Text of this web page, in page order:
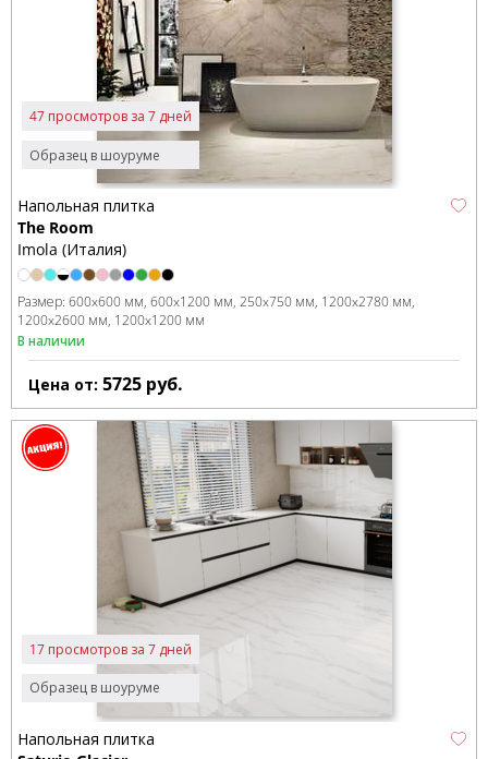
Образец в шоуруме
47 просмотров за 7 дней
Напольная плитка
The Room
Imola (Италия)
Размер: 600x600 мм 600x1200 мм 250x750 мм 1200x2780 мм
1200x2600 мм 1200x1200 мм
В наличии
Цена от: 5725 руб.
Образец в шоуруме
17 просмотров за 7 дней
Напольная плитка